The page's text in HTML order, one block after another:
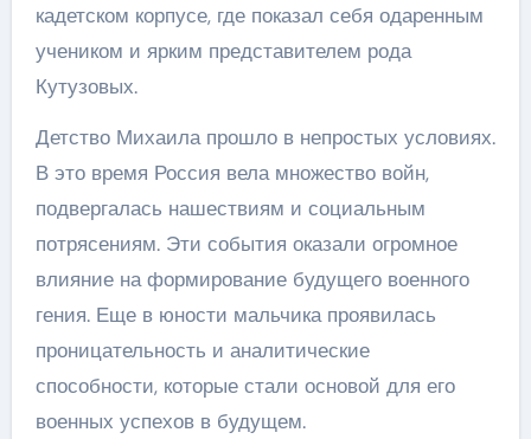
кадетском корпусе, где показал себя одаренным
учеником и ярким представителем рода
Кутузовых.
Детство Михаила прошло в непростых условиях.
В это время Россия вела множество войн,
подвергалась нашествиям и социальным
потрясениям. Эти события оказали огромное
влияние на формирование будущего военного
гения. Еще в юности мальчика проявилась
проницательность и аналитические
способности, которые стали основой для его
военных успехов в будущем.